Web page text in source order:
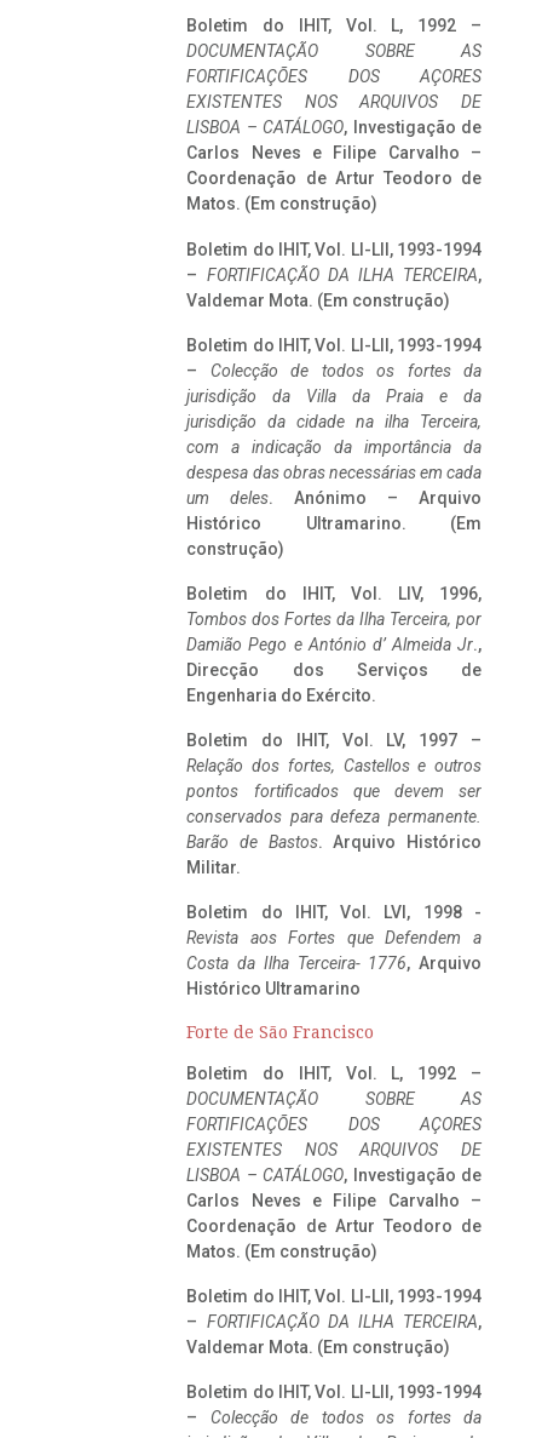
Boletim do IHIT, Vol. L, 1992 –
DOCUMENTAÇÃO SOBRE AS
FORTIFICAÇÕES DOS AÇORES
EXISTENTES NOS ARQUIVOS DE
LISBOA – CATÁLOGO, Investigação de
Carlos Neves e Filipe Carvalho –
Coordenação de Artur Teodoro de
Matos. (Em construção)
Boletim do IHIT, Vol. LI-LII, 1993-1994
– FORTIFICAÇÃO DA ILHA TERCEIRA,
Valdemar Mota. (Em construção)
Boletim do IHIT, Vol. LI-LII, 1993-1994
– Colecção de todos os fortes da
jurisdição da Villa da Praia e da
jurisdição da cidade na ilha Terceira,
com a indicação da importância da
despesa das obras necessárias em cada
um deles. Anónimo – Arquivo
Histórico Ultramarino. (Em
construção)
Boletim do IHIT, Vol. LIV, 1996,
Tombos dos Fortes da Ilha Terceira, por
Damião Pego e António d’ Almeida Jr.,
Direcção dos Serviços de
Engenharia do Exército.
Boletim do IHIT, Vol. LV, 1997 –
Relação dos fortes, Castellos e outros
pontos fortificados que devem ser
conservados para defeza permanente.
Barão de Bastos. Arquivo Histórico
Militar.
Boletim do IHIT, Vol. LVI, 1998 -
Revista aos Fortes que Defendem a
Costa da Ilha Terceira- 1776, Arquivo
Histórico Ultramarino
Forte de São Francisco
Boletim do IHIT, Vol. L, 1992 –
DOCUMENTAÇÃO SOBRE AS
FORTIFICAÇÕES DOS AÇORES
EXISTENTES NOS ARQUIVOS DE
LISBOA – CATÁLOGO, Investigação de
Carlos Neves e Filipe Carvalho –
Coordenação de Artur Teodoro de
Matos. (Em construção)
Boletim do IHIT, Vol. LI-LII, 1993-1994
– FORTIFICAÇÃO DA ILHA TERCEIRA,
Valdemar Mota. (Em construção)
Boletim do IHIT, Vol. LI-LII, 1993-1994
– Colecção de todos os fortes da